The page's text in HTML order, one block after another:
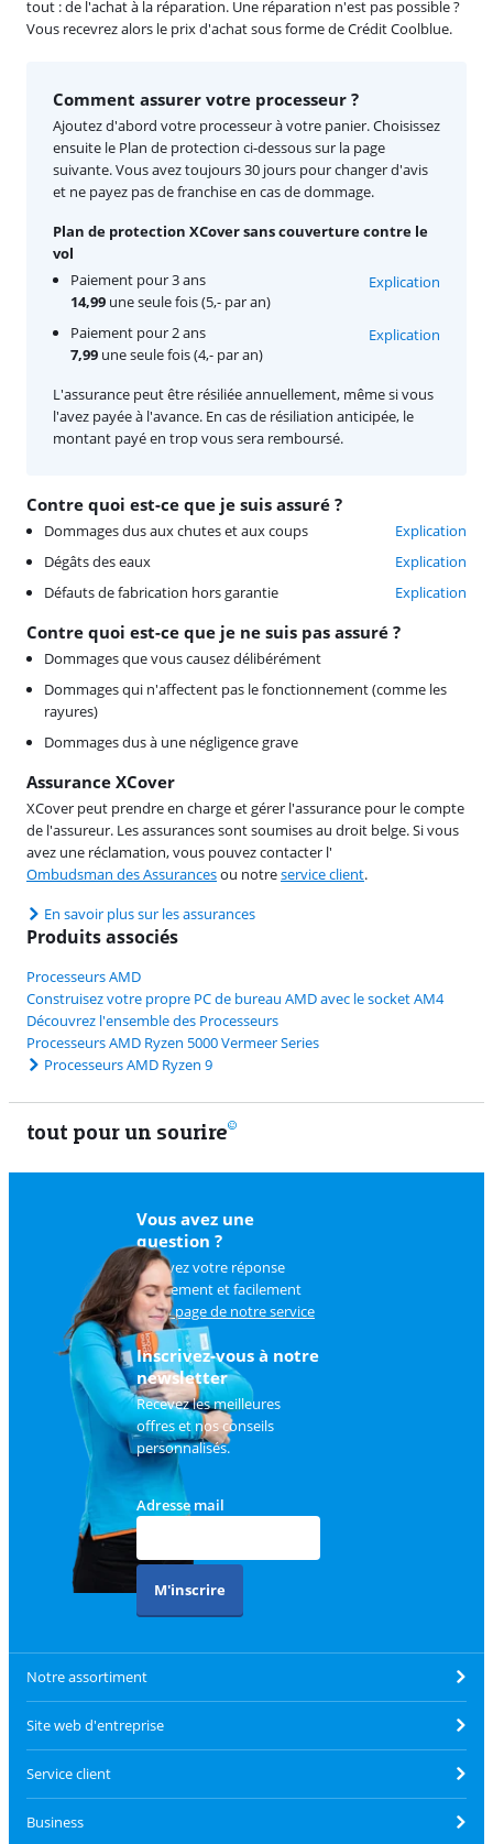
tout : de l'achat à la réparation. Une réparation n'est pas possible ?
Vous recevrez alors le prix d'achat sous forme de Crédit Coolblue.
Contre quoi est-ce que je suis assuré ?
Dommages dus aux chutes et aux coups
Explication
Dégâts des eaux
Explication
Défauts de fabrication hors garantie
Explication
Contre quoi est-ce que je ne suis pas assuré ?
Dommages que vous causez délibérément
Dommages qui n'affectent pas le fonctionnement (comme les
rayures)
Dommages dus à une négligence grave
Assurance XCover
XCover peut prendre en charge et gérer l'assurance pour le compte
de l'assureur. Les assurances sont soumises au droit belge. Si vous
avez une réclamation, vous pouvez contacter l'
Ombudsman des Assurancesou notreservice client.
En savoir plus sur les assurances
Comment assurer votre processeur ?
Ajoutez d'abord votre processeur à votre panier. Choisissez
ensuite le Plan de protection ci-dessous sur la page
suivante. Vous avez toujours 30 jours pour changer d'avis
et ne payez pas de franchise en cas de dommage.
Plan de protection XCover sans couverture contre le
vol
Paiement pour 3 ans
14,99 une seule fois (5,- par an)
Explication
Paiement pour 2 ans
7,99 une seule fois (4,- par an)
Explication
L'assurance peut être résiliée annuellement, même si vous
l'avez payée à l'avance. En cas de résiliation anticipée, le
montant payé en trop vous sera remboursé.
Produits associés
Processeurs AMD
Construisez votre propre PC de bureau AMD avec le socket AM4
Découvrez l'ensemble des Processeurs
Processeurs AMD Ryzen 5000 Vermeer Series
Processeurs AMD Ryzen 9
tout pour un sourire
Vous avez une
question ?
Trouvez votre réponse
rapidement et facilement
surla page de notre service
client.
Inscrivez-vous à notre
newsletter
Recevez les meilleures
offres et nos conseils
personnalisés.
Adresse mail
M'inscrire
Notre assortiment
Site web d'entreprise
Service client
Business